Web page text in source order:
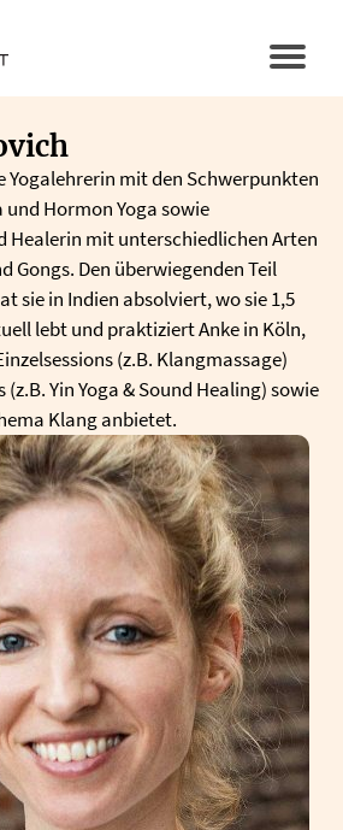
Yogalehrerin mit den Schwerpunkten
und Hormon Yoga sowie
Healerin mit unterschiedlichen Arten
Gongs. Den überwiegenden Teil
sie in Indien absolviert, wo sie 1,5
lebt und praktiziert Anke in Köln,
(z.B. Klangmassage)
Yin Yoga & Sound Healing) sowie
Klang anbietet.